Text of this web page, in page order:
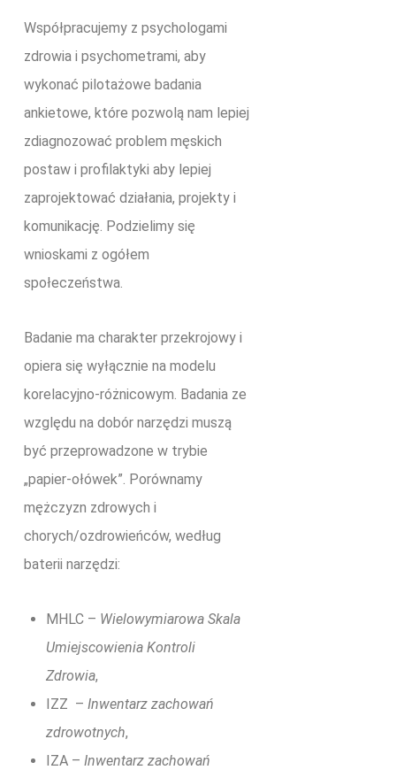
Współpracujemy z psychologami
zdrowia i psychometrami, aby
wykonać pilotażowe badania
ankietowe, które pozwolą nam lepiej
zdiagnozować problem męskich
postaw i profilaktyki aby lepiej
zaprojektować działania, projekty i
komunikację. Podzielimy się
wnioskami z ogółem
społeczeństwa.
Badanie ma charakter przekrojowy i
opiera się wyłącznie na modelu
korelacyjno-różnicowym. Badania ze
względu na dobór narzędzi muszą
być przeprowadzone w trybie
„papier-ołówek”. Porównamy
mężczyzn zdrowych i
chorych/ozdrowieńców, według
baterii narzędzi:
MHLC – Wielowymiarowa Skala
Umiejscowienia Kontroli
Zdrowia,
IZZ – Inwentarz zachowań
zdrowotnych,
IZA – Inwentarz zachowań